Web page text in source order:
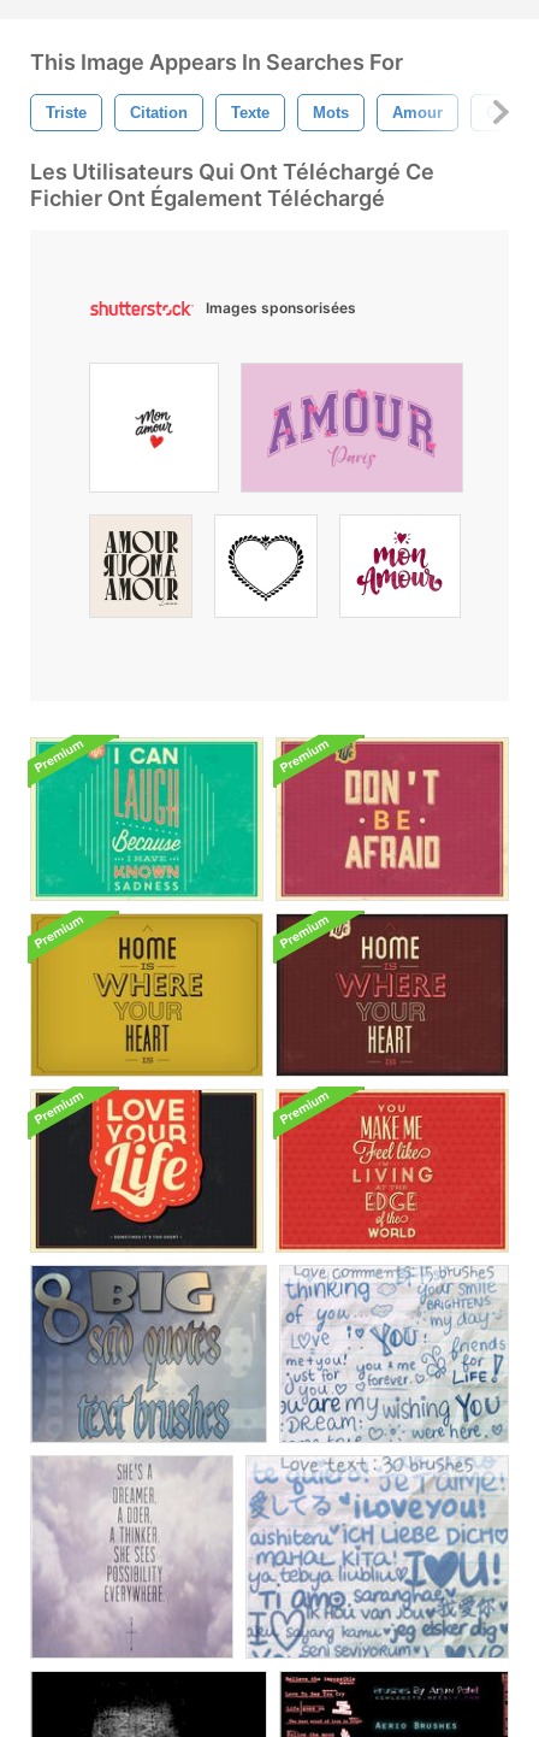
This Image Appears In Searches For
Triste Citation Texte Mots Amour Cœur
Les Utilisateurs Qui Ont Téléchargé Ce
Fichier Ont Également Téléchargé
Images sponsorisées